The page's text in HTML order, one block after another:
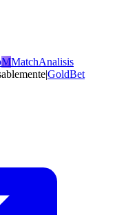
MMatchAnalisis
|GoldBet